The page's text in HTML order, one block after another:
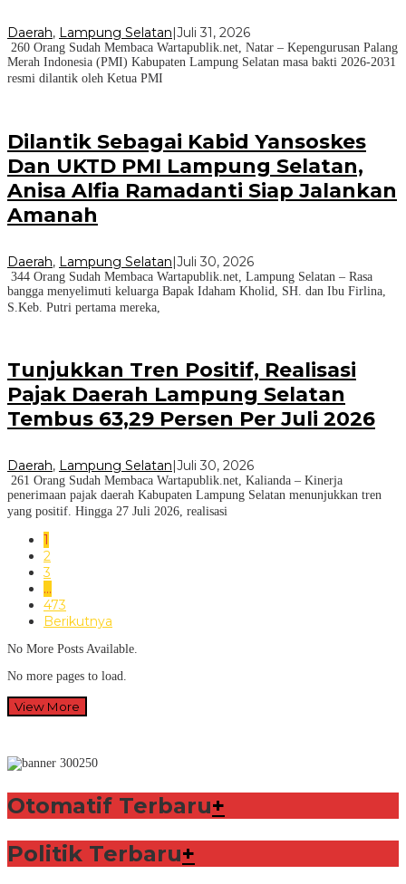
Daerah, Lampung Selatan Juli 31, 2026
260 Orang Sudah Membaca Wartapublik.net, Natar – Kepengurusan Palang
Merah Indonesia (PMI) Kabupaten Lampung Selatan masa bakti 2026-2031
resmi dilantik oleh Ketua PMI
Dilantik Sebagai Kabid Yansoskes
Dan UKTD PMI Lampung Selatan,
Anisa Alfia Ramadanti Siap Jalankan
Amanah
Daerah, Lampung Selatan|Juli 30, 2026
344 Orang Sudah Membaca Wartapublik.net, Lampung Selatan – Rasa
bangga menyelimuti keluarga Bapak Idaham Kholid, SH. dan Ibu Firlina,
S.Keb. Putri pertama mereka,
Tunjukkan Tren Positif, Realisasi
Pajak Daerah Lampung Selatan
Tembus 63,29 Persen Per Juli 2026
Daerah, Lampung Selatan Juli 30, 2026
261 Orang Sudah Membaca Wartapublik.net, Kalianda – Kinerja
penerimaan pajak daerah Kabupaten Lampung Selatan menunjukkan tren
yang positif. Hingga 27 Juli 2026, realisasi
1
2
3
…
473
Berikutnya
No More Posts Available.
No more pages to load.
View More
Otomatif Terbaru+
Politik Terbaru+